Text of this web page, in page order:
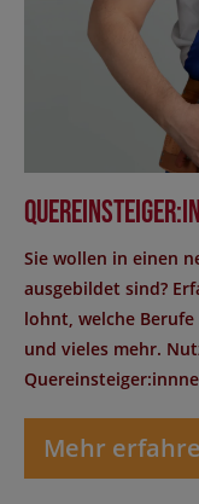
Sie wollen in einen
ausgebildet sind?
lohnt, welche
und vieles mehr.
Mehr